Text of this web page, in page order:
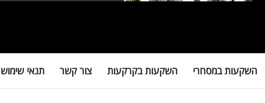
השקעות במסחרי השקעות בקרקעות צור קשר תנאי שימוש